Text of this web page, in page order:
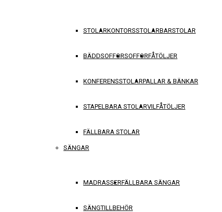
STOLARKONTORSSTOLARBARSTOLAR
BÄDDSOFFORSOFFORFÅTÖLJER
KONFERENSSTOLARPALLAR & BÄNKAR
STAPELBARA STOLARVILFÅTÖLJER
FÄLLBARA STOLAR
SÄNGAR
MADRASSERFÄLLBARA SÄNGAR
SÄNGTILLBEHÖR